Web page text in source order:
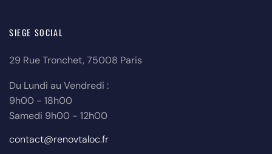
SIEGE SOCIAL
29 Rue Tronchet, 75008 Paris
Du Lundi au Vendredi :
9h00 - 18h00
Samedi 9h00 - 12h00
contact@renovtaloc.fr